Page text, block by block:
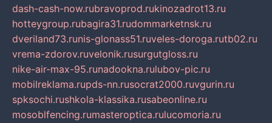
dash-cash-now.rubravoprod.rukinozadrot13.ru
hotteygroup.rubagira31.rudommarketnsk.ru
dveriland73.runis-glonass51.ruveles-doroga.rutb02.ru
vrema-zdorov.ruvelonik.rusurgutgloss.ru
nike-air-max-95.runadookna.rulubov-pic.ru
mobilreklama.rupds-nn.rusocrat2000.ruvgurin.ru
spksochi.rushkola-klassika.rusabeonline.ru
mosoblfencing.rumasteroptica.rulucomoria.ru